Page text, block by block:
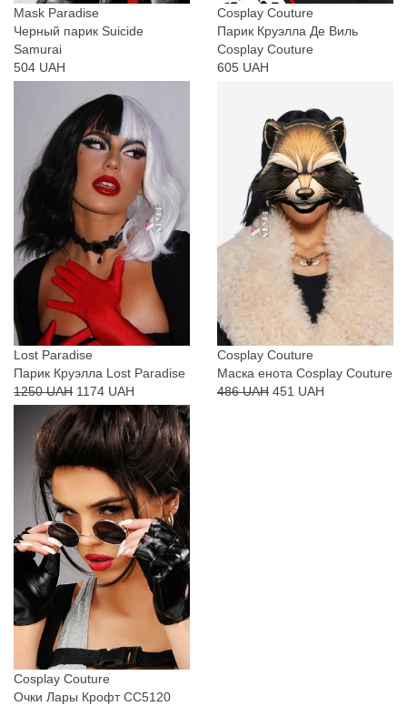
Mask Paradise
Черный парик Suicide
Samurai
504 UAH
Cosplay Couture
Парик Круэлла Де Виль
Cosplay Couture
605 UAH
Lost Paradise
Парик Круэлла Lost Paradise
1250 UAH 1174 UAH
Cosplay Couture
Маска енота Cosplay Couture
486 UAH 451 UAH
Cosplay Couture
Очки Лары Крофт CC5120